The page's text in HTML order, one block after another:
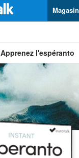
Magasin
Apprenez l'espéranto